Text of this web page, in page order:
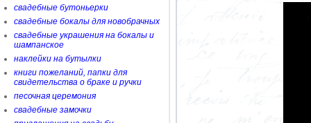
свадебные бутоньерки
свадебные бокалы для новобрачных
свадебные украшения на бокалы и
шампанское
наклейки на бутылки
книги пожеланий, папки для
свидетельства о браке и ручки
песочная церемония
свадебные замочки